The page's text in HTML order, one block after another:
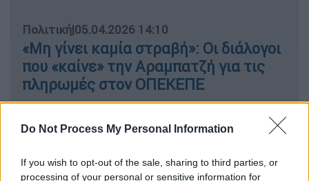
Do Not Process My Personal Information
If you wish to opt-out of the sale, sharing to third parties, or
processing of your personal or sensitive information for
Πολιτική|05.04.2026 14:10
«Μη γίνει καμία στραβή»: Οι διάλογοι
που «καίνε» την Αραμπατζή για τις
πληρωμές στον ΟΠΕΚΕΠΕ